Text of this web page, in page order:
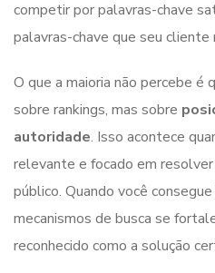
competir por palavras-chave
palavras-chave que seu cliente
O que a maioria não percebe é
sobre rankings, mas sobre
autoridade. Isso acontece
relevante e focado em
público. Quando você
mecanismos de busca se
reconhecido como a solução